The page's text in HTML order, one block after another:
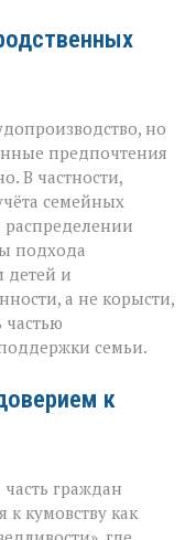
но
предпочтения
В частности,
семейных
распределении
подхода
детей и
а не корысти,
частью
семьи.
к
граждан
кумовству как